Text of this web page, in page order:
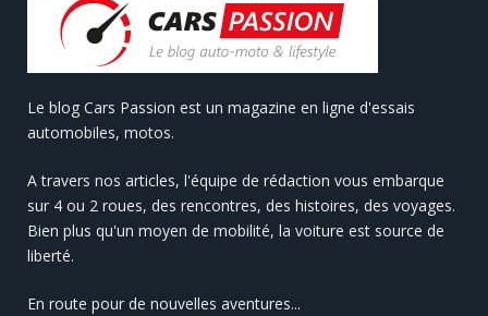
Le blog Cars Passion est un magazine en ligne d'essais
automobiles, motos.
A travers nos articles, l'équipe de rédaction vous embarque
sur 4 ou 2 roues, des rencontres, des histoires, des voyages.
Bien plus qu'un moyen de mobilité, la voiture est source de
liberté.
En route pour de nouvelles aventures...